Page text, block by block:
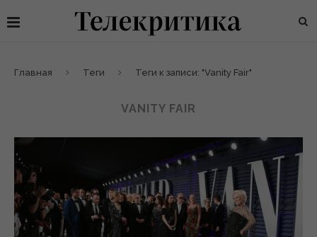
Главная Теги Теги к записи: "Vanity Fair"
VANITY FAIR